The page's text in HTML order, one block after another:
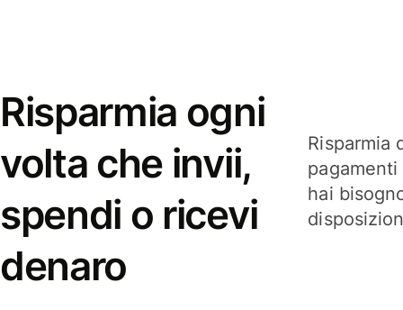
Risparmia ogni
volta che invii,
spendi o ricevi
denaro
Risparmia
hai